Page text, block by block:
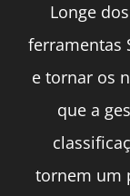
Longe
ferramentas
e tornar os
que a
tornem um